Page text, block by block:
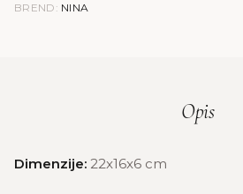
BREND: NINA
Opis
Dimenzije: 22x16x6 cm